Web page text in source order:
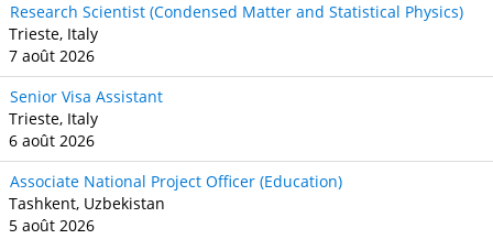
Research Scientist (Condensed Matter and Statistical Physics)
Trieste, Italy
7 août 2026
Senior Visa Assistant
Trieste, Italy
6 août 2026
Associate National Project Officer (Education)
Tashkent, Uzbekistan
5 août 2026